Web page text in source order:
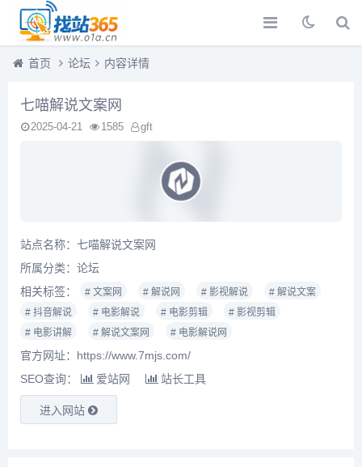
首页 论坛 内容详情
七喵解说文案网
2025-04-21 1585 gft
站点名称：七喵解说文案网
所属分类： 论坛
相关标签：
# 文案网 # 解说网 # 影视解说
# 解说文案
# 抖音解说
# 电影解说 # 电影剪辑
# 影视剪辑
# 电影讲解
# 解说文案网 # 电影解说网
官方网址：https://www.7mjs.com/
SEO查询：
爱站网 站长工具
进入网站